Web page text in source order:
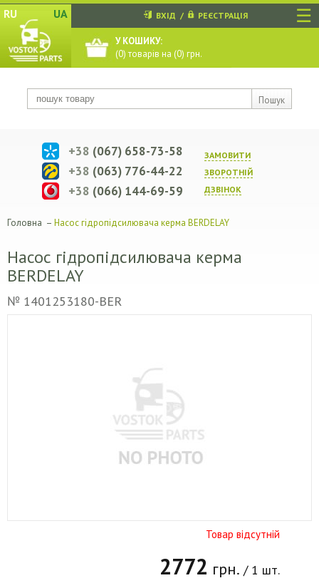
☰
RU UA
Пошук
ВХІД / РЕЄСТРАЦІЯ
У КОШИКУ:
(0) товарів на (0) грн.
ЗАМОВИТИ
ЗВОРОТНIЙ
ДЗВIНОК
+38 (067) 658-73-58
+38 (063) 776-44-22
+38 (066) 144-69-59
Головна – Насос гідропідсилювача керма BERDELAY
Насос гідропідсилювача керма
BERDELAY
№ 1401253180-BER
Товар відсутній
2772 грн. / 1 шт.